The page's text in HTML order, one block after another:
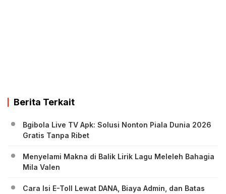
Berita Terkait
Bgibola Live TV Apk: Solusi Nonton Piala Dunia 2026
Gratis Tanpa Ribet
Menyelami Makna di Balik Lirik Lagu Meleleh Bahagia
Mila Valen
Cara Isi E-Toll Lewat DANA, Biaya Admin, dan Batas